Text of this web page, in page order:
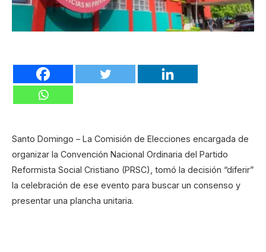
Santo Domingo – La Comisión de Elecciones encargada de
organizar la Convención Nacional Ordinaria del Partido
Reformista Social Cristiano (PRSC), tomó la decisión “diferir”
la celebración de ese evento para buscar un consenso y
presentar una plancha unitaria.